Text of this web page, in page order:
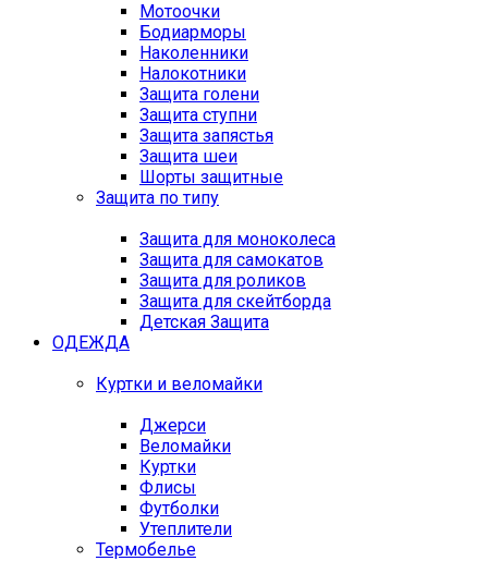
Мотоочки
Бодиарморы
Наколенники
Налокотники
Защита голени
Защита ступни
Защита запястья
Защита шеи
Шорты защитные
Защита по типу
Защита для моноколеса
Защита для самокатов
Защита для роликов
Защита для скейтборда
Детская Защита
ОДЕЖДА
Куртки и веломайки
Джерси
Веломайки
Куртки
Флисы
Футболки
Утеплители
Термобелье